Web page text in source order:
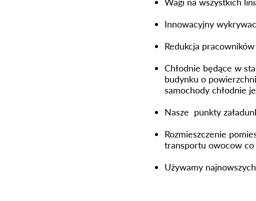
Innowacyjny
Redukcja
Chłodnie będące w
budynku o
samochody chłodnie
Nasze punkty
Rozmieszczenie
transportu owocow co
Używamy